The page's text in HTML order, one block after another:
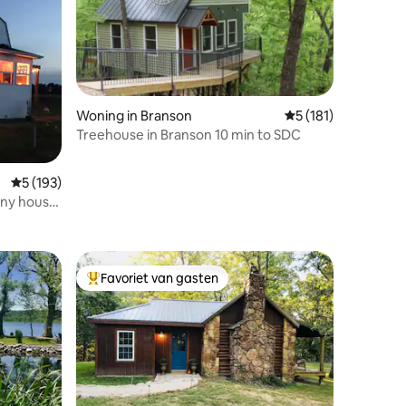
Sanctuary voor iedereen iets te bieden.
Gemiddelde beoordeling van 5 op 5, 193 recensies
5 (193)
house
Woning in Branson Gemiddelde
5 (181)
Treehouse in Branson 10 min to SDC
Topfavoriet van gasten
Favoriet van gasten